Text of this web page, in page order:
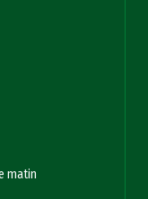
matin